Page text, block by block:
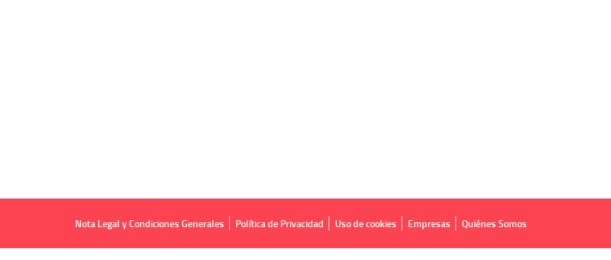
Nota Legal y Condiciones Generales Política de Privacidad Uso de cookies Empresas Quiénes Somos